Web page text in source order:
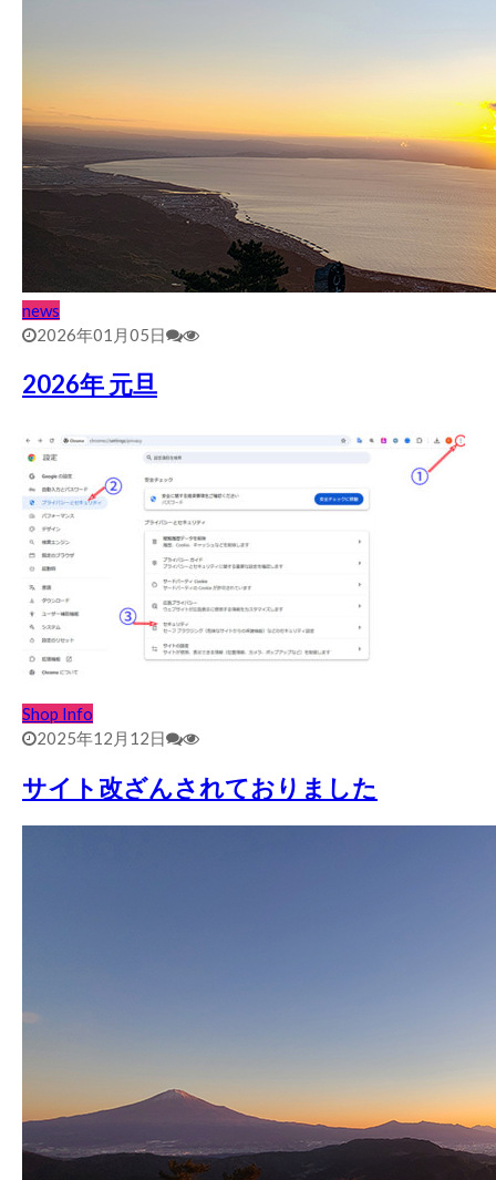
news
2026年01月05日
2026年 元旦
Shop Info
2025年12月12日
サイト改ざんされておりました